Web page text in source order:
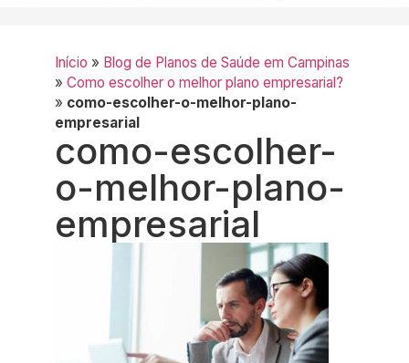
Início » Blog de Planos de Saúde em Campinas
» Como escolher o melhor plano empresarial?
» como-escolher-o-melhor-plano-
empresarial
como-escolher-
o-melhor-plano-
empresarial